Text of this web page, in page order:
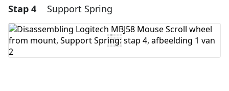
Voeg een opmerking toe
Voeg opmerking toe
Stap 4 Support Spring